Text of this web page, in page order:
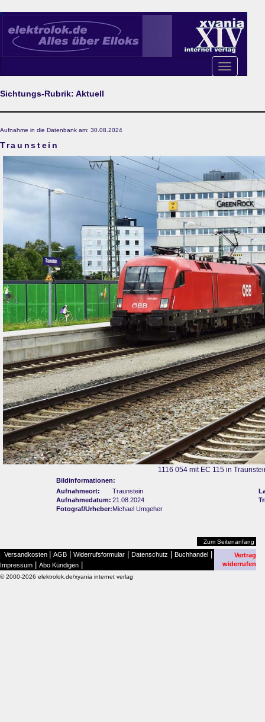
Toggle
navigation
Sichtungs-Rubrik: Aktuell
Aufnahme in die Datenbank am: 30.08.2024
Traunstein
1116 054 mit EC 115 in
Bildinformationen:
Aufnahmeort:
Traunstein
Aufnahmedatum: 21.08.2024
Fotograf/Urheber:Michael Umgeher
Zum Seitenanfang
Versandkosten AGB Widerrufsformular Datenschutz Buchhandel
Impressum Abo Kündigen
Vertrag
widerrufen
© 2000-2026 elektrolok.de/xyania internet verlag